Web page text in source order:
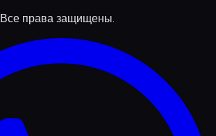
Все права защищены.